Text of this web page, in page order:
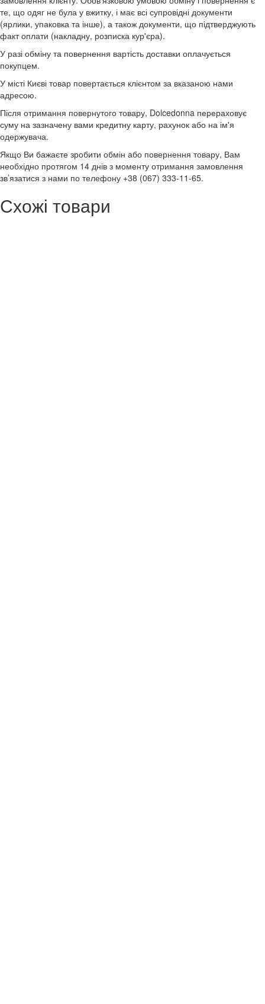
те, що одяг не була у вжитку, і має всі супровідні документи
(ярлики, упаковка та інше), а також документи, що підтверджують
факт оплати (накладну, розписка кур'єра).
У разі обміну та повернення вартість доставки оплачується
покупцем.
У місті Києві товар повертається клієнтом за вказаною нами
адресою.
Після отримання повернутого товару, Dolcedonna перераховує
суму на зазначену вами кредитну карту, рахунок або на ім'я
одержувача.
Якщо Ви бажаєте зробити обмін або повернення товару, Вам
необхідно протягом 14 днів з моменту отримання замовлення
зв’язатися з нами по телефону +38 (067) 333-11-65.
Схожі товари